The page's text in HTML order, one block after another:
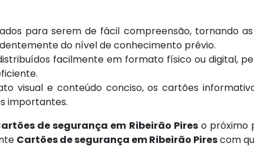
para serem de fácil compreensão, tornando
do nível de conhecimento prévio.
facilmente em formato físico ou digital,
visual e conteúdo conciso, os cartões
importantes.
de segurança em Ribeirão Pireso próximo
Cartões de segurança em Ribeirão Pirescom